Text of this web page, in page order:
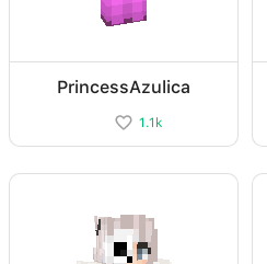
PrincessAzulica
1.1k